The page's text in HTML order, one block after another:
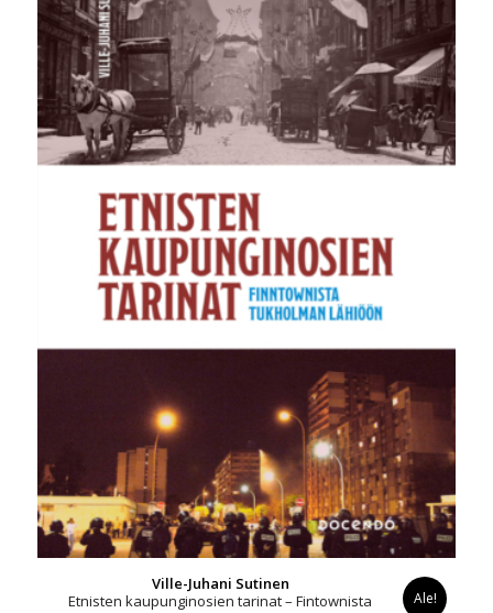
Ville-Juhani Sutinen
Etnisten kaupunginosien tarinat – Fintownista
Ale!